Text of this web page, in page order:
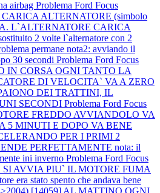
airbag Problema Ford Focus
CARICA ALTERNATORE (simbolo
L`ALTERNATORE CARICA
2 volte l`alternatore con 2
permane nota2: avviando il
30 secondi Problema Ford Focus
IN CORSA OGNI TANTO LA
DI VELOCITA` VA A ZERO
DEI TRATTINI, IL
SECONDI Problema Ford Focus
FREDDO AVVIANDOLO VA
5 MINUTI E DOPO VA BENE
PER I PRIMI 2
PERFETTAMENTE nota: il
ini inverno Problema Ford Focus
SI AVVIA PIU` IL MOTORE FUMA
era stato spento che andava bene
[14059] AL MATTINO OGNI